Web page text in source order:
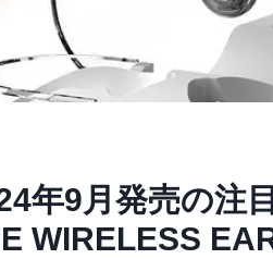
年9月発売の注
WIRELESS